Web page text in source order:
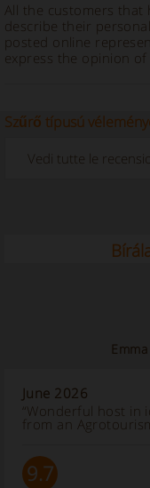
All the customers that
describe their
posted online
express the opinion
Szűrő típusú
June 2026
“Wonderful host in
from an
9.7